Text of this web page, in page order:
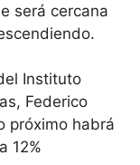
será cercana
Instituto
Federico
próximo habrá
12%